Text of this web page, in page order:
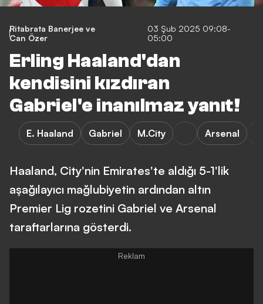
Ritabrata Banerjee ve
Can Özer
03 Şub 2025 09:08-
05:00
Erling Haaland'dan
kendisini kızdıran
Gabriel'e inanılmaz yanıt!
E. Haaland Gabriel M.City Arsenal
Haaland, City'nin Emirates'te aldığı 5-1'lik
aşağılayıcı mağlubiyetin ardından altın
Premier Lig rozetini Gabriel ve Arsenal
taraftarlarına gösterdi.